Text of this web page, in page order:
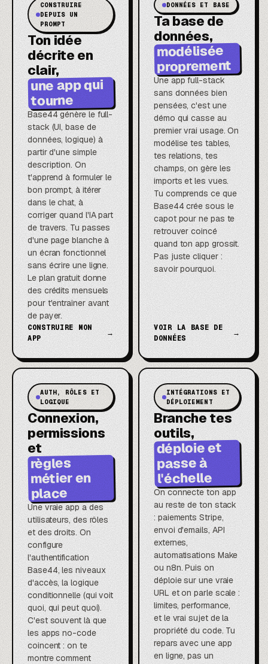
CONSTRUIRE
DEPUIS UN
PROMPT
Ton idée
décrite en
clair,
une app qui
tourne
Base44 génère le full-
stack (UI, base de
données, logique) à
partir d'une simple
description. On
t'apprend à formuler le
bon prompt, à itérer
dans le chat, à
corriger quand l'IA part
de travers. Tu passes
d'une page blanche à
un écran fonctionnel
sans écrire une ligne.
Le plan gratuit donne
des crédits mensuels
pour t'entraîner avant
de payer.
CONSTRUIRE MON
APP
→
DONNÉES ET BASE
Ta base de
données,
modélisée
proprement
Une app full-stack
sans données bien
pensées, c'est une
démo qui casse au
premier vrai usage. On
modélise tes tables,
tes relations, tes
champs, on gère les
imports et les vues.
Tu comprends ce que
Base44 crée sous le
capot pour ne pas te
retrouver coincé
quand ton app grossit.
Pas juste cliquer :
savoir pourquoi.
VOIR LA BASE DE
DONNÉES
→
AUTH, RÔLES ET
LOGIQUE
Connexion,
permissions
et
règles
métier en
place
Une vraie app a des
utilisateurs, des rôles
et des droits. On
configure
l'authentification
Base44, les niveaux
d'accès, la logique
conditionnelle (qui voit
quoi, qui peut quoi).
C'est souvent là que
les apps no-code
coincent : on te
montre comment
INTÉGRATIONS ET
DÉPLOIEMENT
Branche tes
outils,
déploie et
passe à
l'échelle
On connecte ton app
au reste de ton stack
: paiements Stripe,
envoi d'emails, API
externes,
automatisations Make
ou n8n. Puis on
déploie sur une vraie
URL et on parle scale :
limites, performance,
et le vrai sujet de la
propriété du code. Tu
repars avec une app
en ligne, pas un